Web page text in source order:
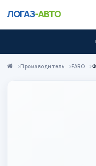
ЛОГАЗ-АВТО
Производитель FARO